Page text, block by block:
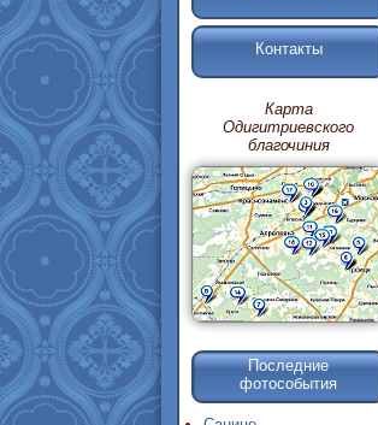
Контакты
Карта
Одигитриевского
благочиния
Последние
фотособытия